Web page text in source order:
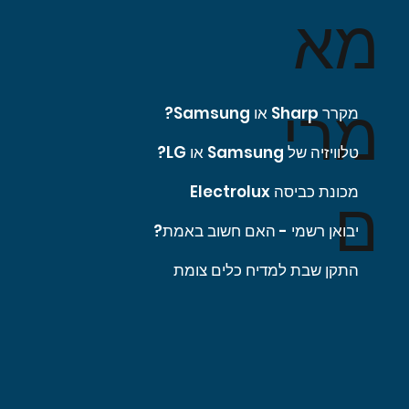
מא
מרי
ם
מקרר Sharp או Samsung?
טלוויזיה של Samsung או LG?
מכונת כביסה Electrolux
יבואן רשמי - האם חשוב באמת?
התקן שבת למדיח כלים צומת